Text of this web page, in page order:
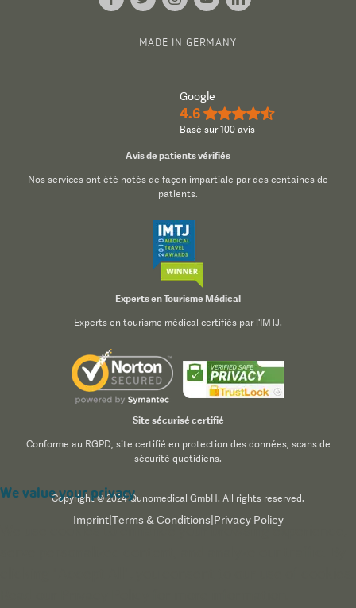
MADE IN GERMANY
Google
4.6 ★★★★½
Basé sur 100 avis
Avis de patients vérifiés
Nos services ont été notés de façon impartiale par des centaines de
patients.
Experts en Tourisme Médical
Experts en tourisme médical certifiés par l'IMTJ.
Site sécurisé certifié
Conforme au RGPD, site certifié en protection des données, scans de
sécurité quotidiens.
Copyright © 2024 Qunomedical GmbH. All rights reserved.
Imprint| Terms & Conditions Privacy Policy
We value your privacy
We use cookies to enhance your browsing experience,